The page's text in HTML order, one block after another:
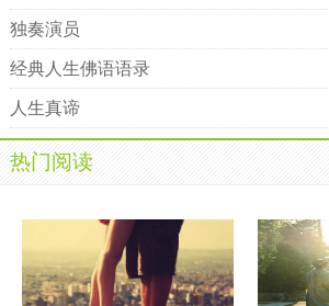
景，和你一起叙旧，一起回忆年少时的往
过去了许久，但我们依旧记得，曾经拥
上依旧带着灿烂的笑容，却比从前多了
持着创作着自己的文字，在创作文字的
口的话写进诗里，我们早已过了为赋新
下的文字里多了一份沧桑的韵味，时间
曾经无忧无虑的人，也开始有了自己的烦
愿你历经千帆，归来仍是少年，愿你
历多少风雨，依旧拥有一颗赤子之心，
是你人生路上最宝贵的财富，即使心早
独奏演员
经典人生佛语语录
人生真谛
热门阅读